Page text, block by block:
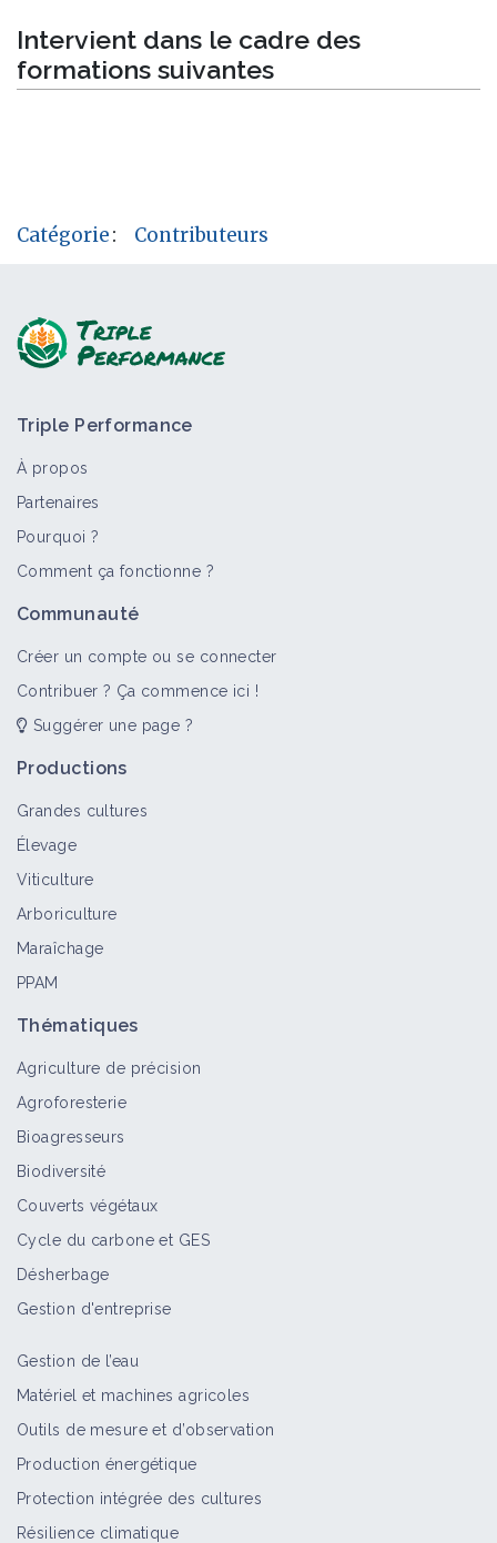
Intervient dans le cadre des
formations suivantes
Catégorie: Contributeurs
Triple Performance
À propos
Partenaires
Pourquoi ?
Comment ça fonctionne ?
Communauté
Créer un compte ou se connecter
Contribuer ? Ça commence ici !
Suggérer une page ?
Productions
Grandes cultures
Élevage
Viticulture
Arboriculture
Maraîchage
PPAM
Thématiques
Agriculture de précision
Agroforesterie
Bioagresseurs
Biodiversité
Couverts végétaux
Cycle du carbone et GES
Désherbage
Gestion d'entreprise
Gestion de l’eau
Matériel et machines agricoles
Outils de mesure et d’observation
Production énergétique
Protection intégrée des cultures
Résilience climatique